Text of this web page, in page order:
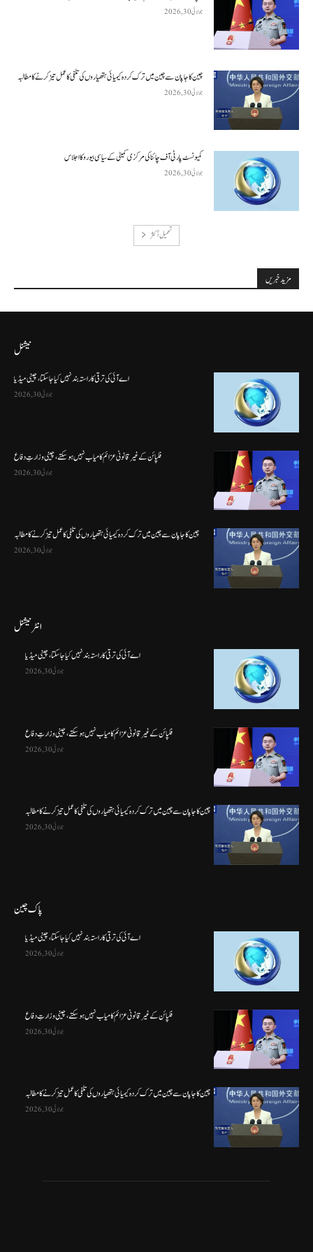
جولائی 30, 2026
چین کا جاپان سے چین میں ترک کردہ کیمیائی ہتھیاروں کی تلفی کا عمل تیز کرنے کا مطالبہ
جولائی 30, 2026
کمیونسٹ پارٹی آف چائنا کی مرکزی کمیٹی کے سیاسی بیورو کا اجلاس
جولائی 30, 2026
تحميل أكثر
مزید خبریں
نیشنل
اے آئی کی ترقی کا راستہ بند نہیں کیا جا سکتا، چینی میڈیا
جولائی 30, 2026
فلپائن کے غیر قانونی عزائم کامیاب نہیں ہو سکتے ، چینی وزارتِ دفاع
جولائی 30, 2026
چین کا جاپان سے چین میں ترک کردہ کیمیائی ہتھیاروں کی تلفی کا عمل تیز کرنے کا مطالبہ
جولائی 30, 2026
انٹرنیشنل
اے آئی کی ترقی کا راستہ بند نہیں کیا جا سکتا، چینی میڈیا
جولائی 30, 2026
فلپائن کے غیر قانونی عزائم کامیاب نہیں ہو سکتے ، چینی وزارتِ دفاع
جولائی 30, 2026
چین کا جاپان سے چین میں ترک کردہ کیمیائی ہتھیاروں کی تلفی کا عمل تیز کرنے کا مطالبہ
جولائی 30, 2026
پاک چین
اے آئی کی ترقی کا راستہ بند نہیں کیا جا سکتا، چینی میڈیا
جولائی 30, 2026
فلپائن کے غیر قانونی عزائم کامیاب نہیں ہو سکتے ، چینی وزارتِ دفاع
جولائی 30, 2026
چین کا جاپان سے چین میں ترک کردہ کیمیائی ہتھیاروں کی تلفی کا عمل تیز کرنے کا مطالبہ
جولائی 30, 2026